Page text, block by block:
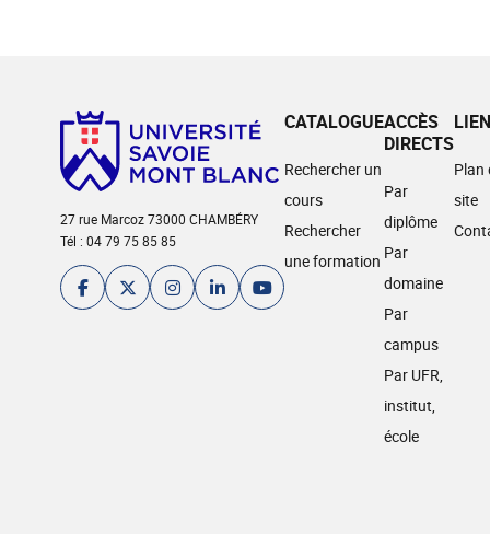
27 rue Marcoz 73000 CHAMBÉRY
Tél : 04 79 75 85 85
CATALOGUE
Rechercher un
cours
Rechercher
une formation
ACCÈS
DIRECTS
Par
diplôme
Par
domaine
Par
campus
Par UFR,
institut,
école
Plan
site